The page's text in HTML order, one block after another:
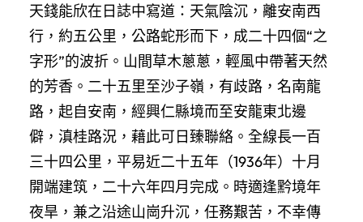
天錢能欣在日誌中寫道：天氣陰沉，離安南西
行，約五公里，公路蛇形而下，成二十四個“之
字形”的波折。山間草木蔥蔥，輕風中帶著天然
的芳香。二十五里至沙子嶺，有歧路，名南龍
路，起自安南，經興仁縣境而至安龍東北邊
僻，滇桂路況，藉此可日臻聯絡。全線長一百
三十四公里，平易近二十五年（1936年）十月
開端建筑，二十六年四月完成。時適逢黔境年
夜旱，兼之沿途山崗升沉，任務艱苦，不幸傳